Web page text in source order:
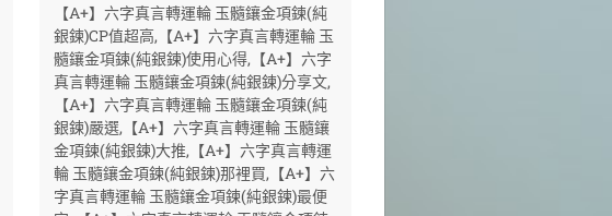
【A+】六字真言轉運輪 玉髓鑲金項鍊(純
銀鍊)CP值超高,【A+】六字真言轉運輪 玉
髓鑲金項鍊(純銀鍊)使用心得,【A+】六字
真言轉運輪 玉髓鑲金項鍊(純銀鍊)分享文,
【A+】六字真言轉運輪 玉髓鑲金項鍊(純
銀鍊)嚴選,【A+】六字真言轉運輪 玉髓鑲
金項鍊(純銀鍊)大推,【A+】六字真言轉運
輪 玉髓鑲金項鍊(純銀鍊)那裡買,【A+】六
字真言轉運輪 玉髓鑲金項鍊(純銀鍊)最便